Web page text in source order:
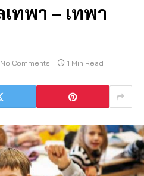
เทพา – เทพา
No Comments 1 Min Read